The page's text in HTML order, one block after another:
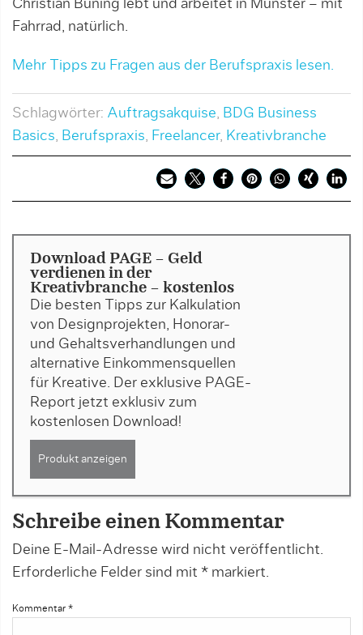
Christian Büning lebt und arbeitet in Münster – mit
Fahrrad, natürlich.
Mehr Tipps zu Fragen aus der Berufspraxis lesen.
Schlagwörter: Auftragsakquise, BDG Business
Basics, Berufspraxis, Freelancer, Kreativbranche
Download PAGE - Geld
verdienen in der
Kreativbranche - kostenlos
Die besten Tipps zur Kalkulation
von Designprojekten, Honorar-
und Gehaltsverhandlungen und
alternative Einkommensquellen
für Kreative. Der exklusive PAGE-
Report jetzt exklusiv zum
kostenlosen Download!
Produkt anzeigen
Schreibe einen Kommentar
Deine E-Mail-Adresse wird nicht veröffentlicht.
Erforderliche Felder sind mit * markiert.
Kommentar *